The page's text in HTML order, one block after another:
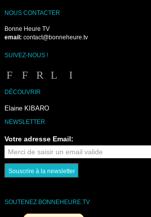
NOUS CONTACTER
Bonne Heure TV
email: contact@bonneheure.tv
SUIVEZ-NOUS !
DÉCOUVRIR
Elaine KIBARO
NEWSLETTER
Votre adresse Email:
SOUTENEZ BONNEHEURE.TV